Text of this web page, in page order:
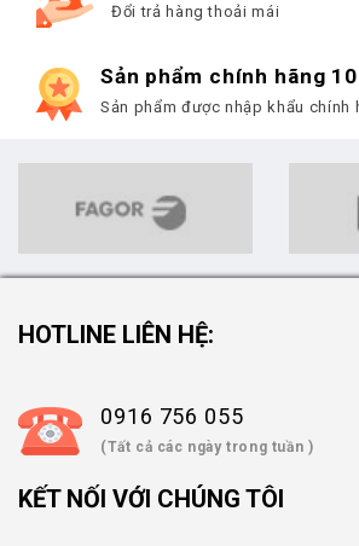
Đổi trả hàng thoải mái
Sản phẩm chính hãng
Sản phẩm được nhập khẩu chính
HOTLINE LIÊN HỆ:
0916 756 055
(Tất cả các ngày trong tuần )
KẾT NỐI VỚI CHÚNG TÔI